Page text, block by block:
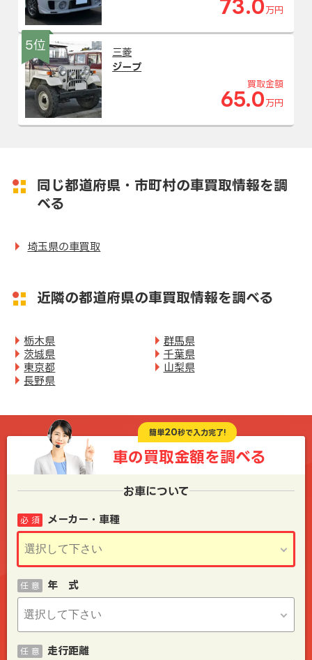
73.0 万円
5位
三菱
ジープ
買取金額
65.0 万円
同じ都道府県・市町村の車買取情報を調
べる
埼玉県の車買取
近隣の都道府県の車買取情報を調べる
栃木県
群馬県
茨城県
千葉県
東京都
山梨県
長野県
簡単20秒で入力完了!
車の買取金額を調べる
お車について
メーカー・車種
必 須
年 式
任 意
走行距離
任 意